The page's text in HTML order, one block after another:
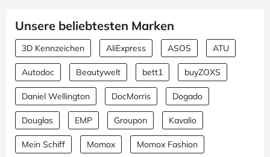
Unsere beliebtesten Marken
3D Kennzeichen AliExpress ASOS ATU
Autodoc Beautywelt bett1 buyZOXS
Daniel Wellington DocMorris Dogado
Douglas EMP Groupon Kavalio
Mein Schiff Momox Momox Fashion